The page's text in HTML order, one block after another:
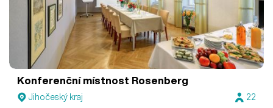
Konferenční místnost Rosenberg
Jihočeský kraj 22